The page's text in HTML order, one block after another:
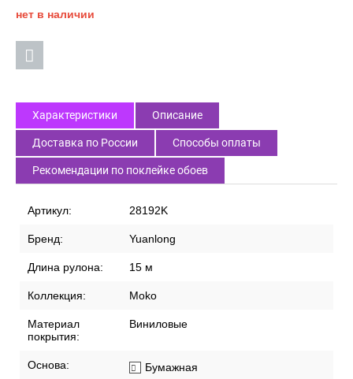
нет в наличии
Характеристики Описание
Доставка по России Способы оплаты
Рекомендации по поклейке обоев
Артикул: 28192K
Бренд: Yuanlong
Длина рулона: 15 м
Коллекция: Moko
Материал
покрытия:
Виниловые
Основа: Бумажная